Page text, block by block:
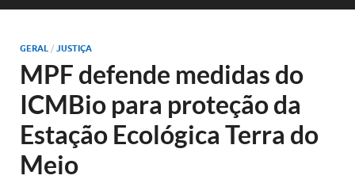
GERAL / JUSTIÇA
MPF defende medidas do
ICMBio para proteção da
Estação Ecológica Terra do
Meio